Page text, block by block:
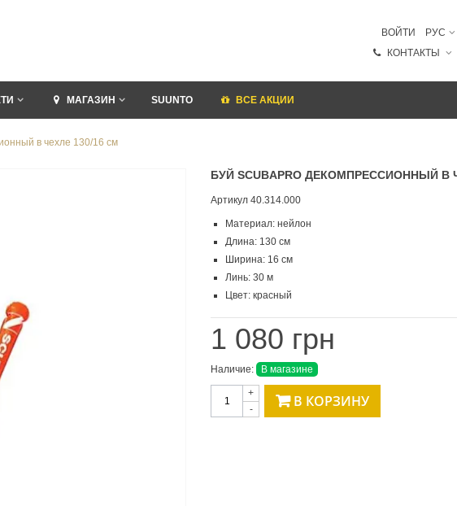
РУС
ВОЙТИ
КОНТАКТЫ
МАГАЗИН SUUNTO ВСЕ АКЦИИ
в чехле 130/16 см
БУЙ SCUBAPRO ДЕКОМПРЕССИОННЫЙ В
Артикул 40.314.000
Материал: нейлон
Длина: 130 см
Ширина: 16 см
Линь: 30 м
Цвет: красный
1 080 грн
Наличие: В магазине
-
+ В КОРЗИНУ